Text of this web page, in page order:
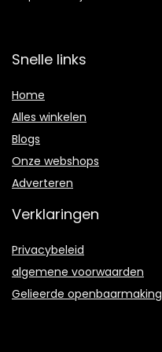
Snelle links
Home
Alles winkelen
Blogs
Onze webshops
Adverteren
Verklaringen
Privacybeleid
algemene voorwaarden
Gelieerde openbaarmaking